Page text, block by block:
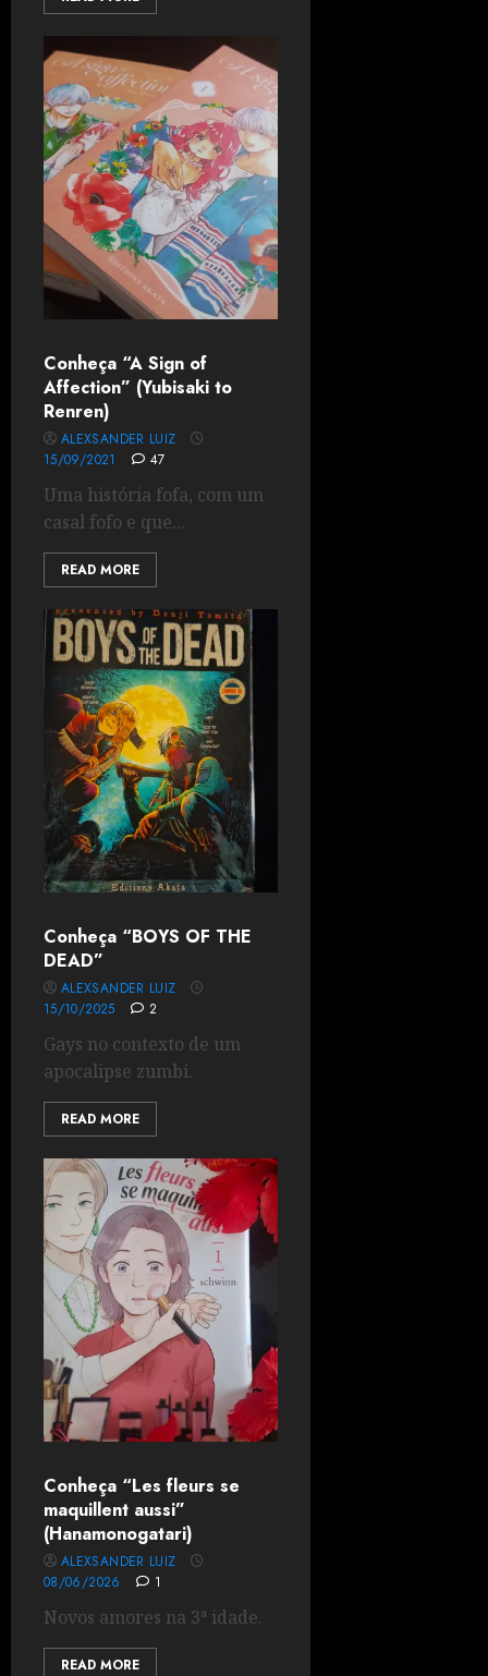
Conheça “A Sign of
Affection” (Yubisaki to
Renren)
ALEXSANDER LUIZ
15/09/2021
47
Uma história fofa, com um
casal fofo e que...
READ MORE
Conheça “BOYS OF THE
DEAD”
ALEXSANDER LUIZ
15/10/2025
2
Gays no contexto de um
apocalipse zumbi.
READ MORE
Conheça “Les fleurs se
maquillent aussi”
(Hanamonogatari)
ALEXSANDER LUIZ
08/06/2026
1
Novos amores na 3ª idade.
READ MORE